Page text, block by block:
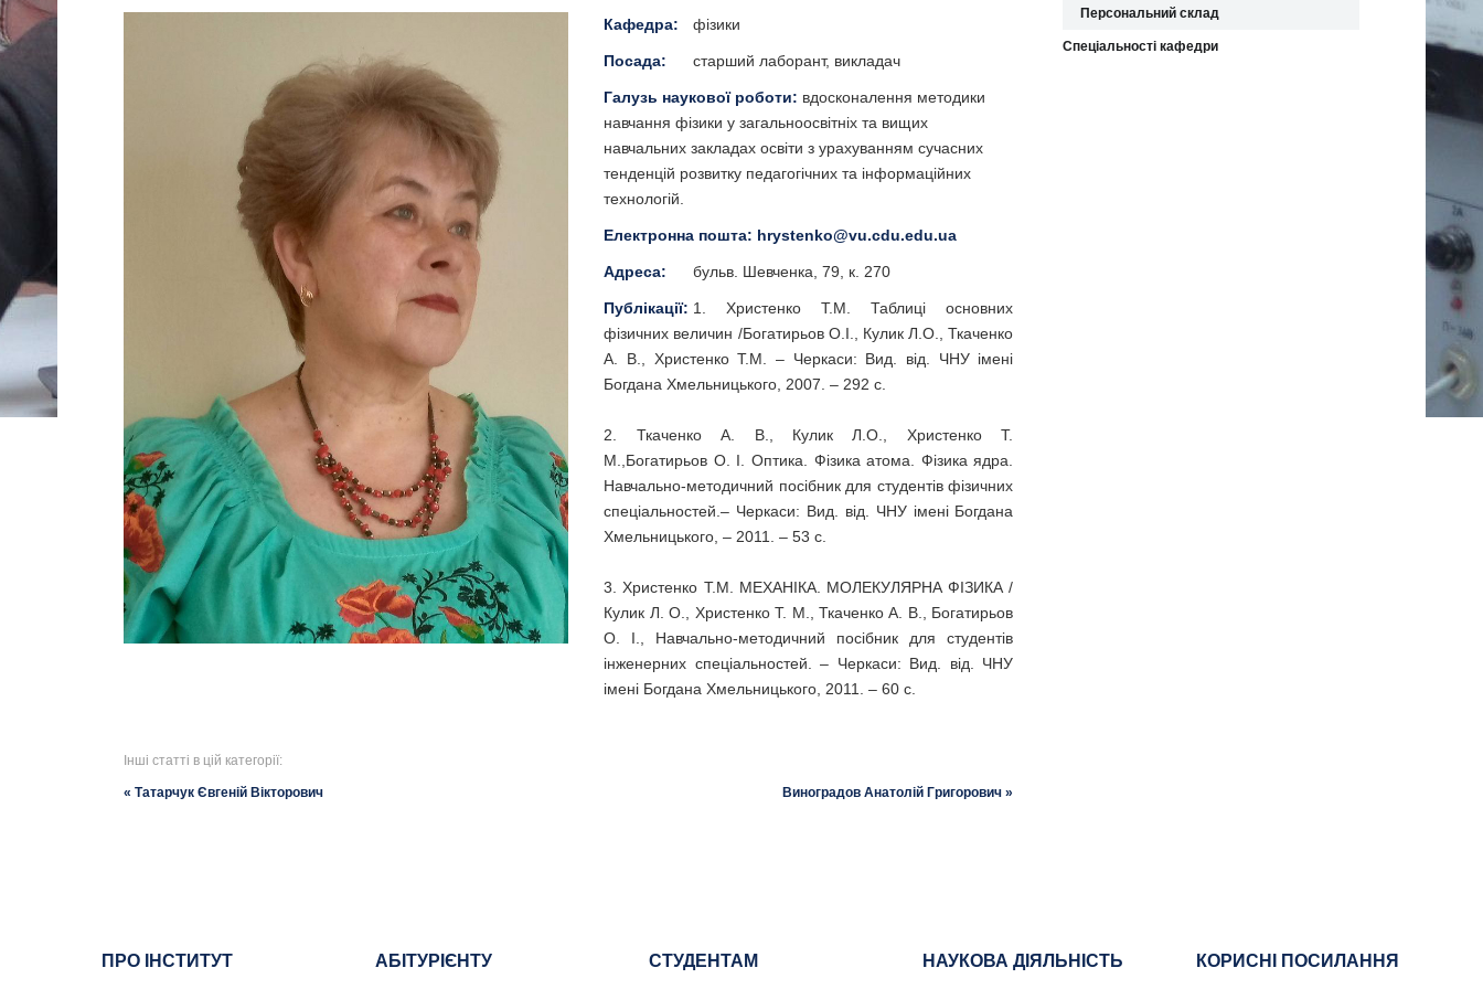
Кафедра: фізики
Посада: старший лаборант, викладач
Галузь наукової роботи: вдосконалення методики
навчання фізики у загальноосвітніх та вищих
навчальних закладах освіти з урахуванням сучасних
тенденцій розвитку педагогічних та інформаційних
технологій.
Електронна пошта: hrystenko@vu.cdu.edu.ua
Адреса: бульв. Шевченка, 79, к. 270
Публікації: 1. Христенко Т.М. Таблиці основних
фізичних величин /Богатирьов О.І., Кулик Л.О., Ткаченко
А. В., Христенко Т.М. – Черкаси: Вид. від. ЧНУ імені
Богдана Хмельницького, 2007. – 292 с.
2. Ткаченко А. В., Кулик Л.О., Христенко Т.
М.,Богатирьов О. І. Оптика. Фізика атома. Фізика ядра.
Навчально-методичний посібник для студентів фізичних
спеціальностей.– Черкаси: Вид. від. ЧНУ імені Богдана
Хмельницького, – 2011. – 53 с.
3. Христенко Т.М. МЕХАНІКА. МОЛЕКУЛЯРНА ФІЗИКА /
Кулик Л. О., Христенко Т. М., Ткаченко А. В., Богатирьов
О. І., Навчально-методичний посібник для студентів
інженерних спеціальностей. – Черкаси: Вид. від. ЧНУ
імені Богдана Хмельницького, 2011. – 60 с.
Інші статті в цій категорії:
« Татарчук Євгеній Вікторович Виноградов Анатолій Григорович »
Персональний склад
Спеціальності кафедри
ПРО ІНСТИТУТ АБІТУРІЄНТУ СТУДЕНТАМ НАУКОВА ДІЯЛЬНІСТЬ КОРИСНІ ПОСИЛАННЯ